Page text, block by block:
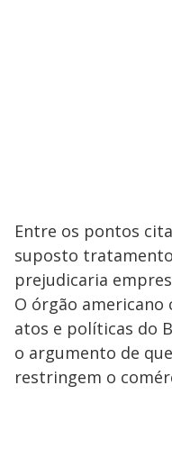
Entre os pontos
suposto
prejudicaria
O órgão
atos e políticas do
o argumento de
restringem o